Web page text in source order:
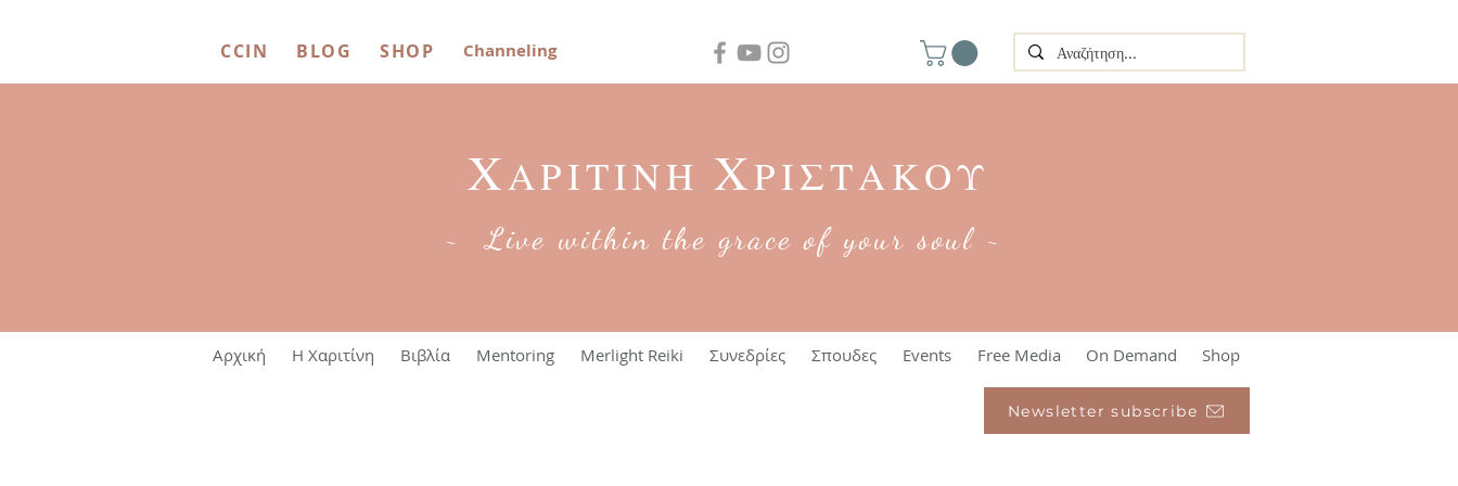
CCIN BLOG SHOP Channeling
ΧΑΡΙΤΙΝΗ ΧΡΙΣΤΑΚΟΥ
~ Live within the grace of your soul ~
Αρχική Η Χαριτίνη Βιβλία Mentoring Merlight Reiki Συνεδρίες Σπουδες Events Free Media On Demand Shop
Newsletter subscribe